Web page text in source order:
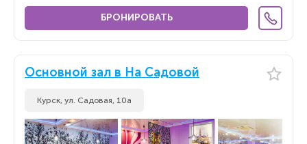
БРОНИРОВАТЬ
Основной зал в На Садовой
Курск, ул. Садовая, 10а